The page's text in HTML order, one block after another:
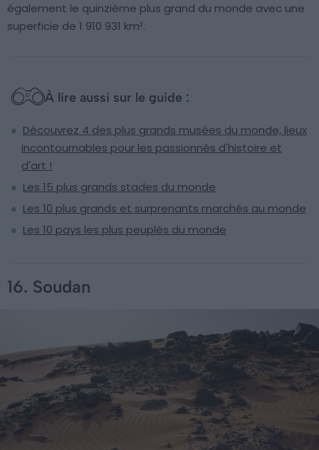
également le quinzième plus grand du monde avec une
superficie de 1 910 931 km².
À lire aussi sur le guide :
Découvrez 4 des plus grands musées du monde, lieux
incontournables pour les passionnés d'histoire et
d'art !
Les 15 plus grands stades du monde
Les 10 plus grands et surprenants marchés au monde
Les 10 pays les plus peuplés du monde
16. Soudan